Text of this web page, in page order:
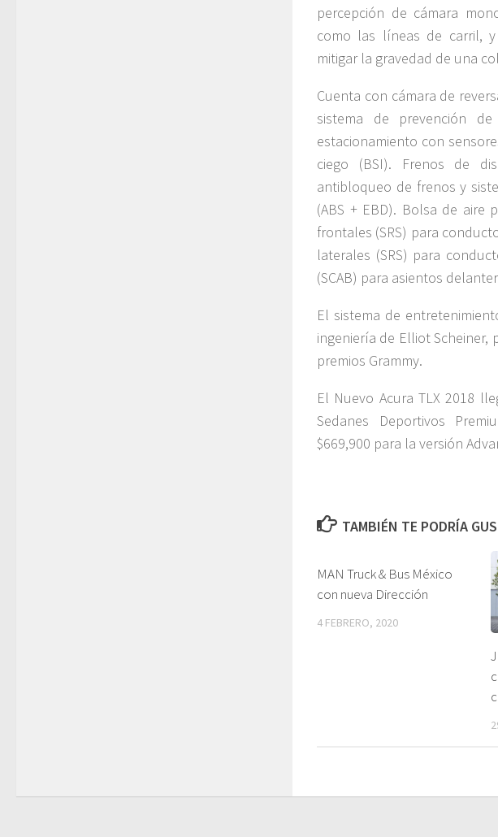
percepción de cámara
como las líneas de carril,
mitigar la gravedad de una
Cuenta con cámara de
sistema de prevención
estacionamiento con
ciego (BSI). Frenos de
antibloqueo de frenos y
(ABS + EBD). Bolsa de
frontales (SRS) para
laterales (SRS) para
(SCAB) para asientos
El sistema de
ingeniería de Elliot
premios Grammy.
El Nuevo Acura TLX 2018
Sedanes Deportivos
$669,900 para la versión
TAMBIÉN TE PODRÍA
MAN Truck & Bus México
con nueva Dirección
4 FEBRERO, 2020